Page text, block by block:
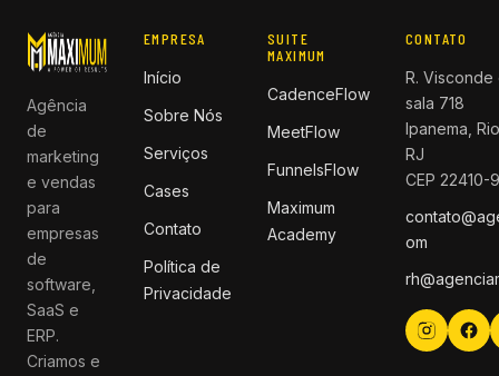
Agência
de
marketing
e vendas
para
empresas
de
software,
SaaS e
ERP.
Criamos e
EMPRESA
Início
Sobre Nós
Serviços
Cases
Contato
Política de
Privacidade
SUITE
MAXIMUM
CadenceFlow
MeetFlow
FunnelsFlow
Maximum
Academy
CONTATO
R.
sala 718
Ipanema,
RJ
CEP 22410-
om